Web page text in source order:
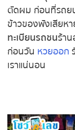
ถ่ายทอดสดหวย
ถ่ายทอดสดหวย
ถ่ายทอดสดหวย
ถ่ายทอดสดหว
ที่รถกระบะ พุ่งชน
ตัดผม ก่อนที่รถยน
ข้าวของพังเสียห
ทะเบียนรถชนร้า
ก่อนวันหวยออก